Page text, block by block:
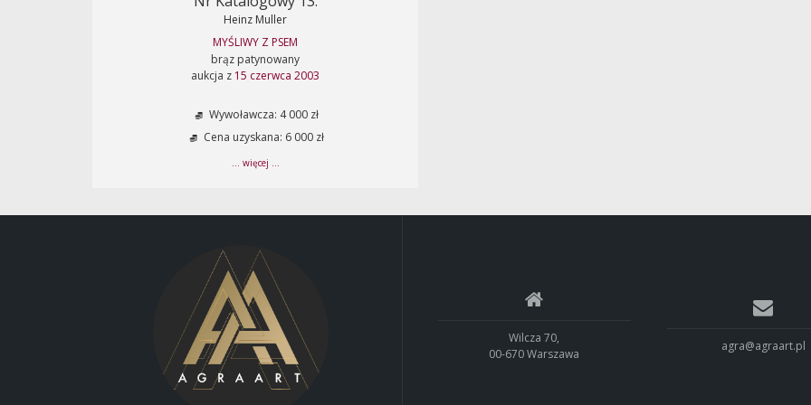
Heinz Muller
MYŚLIWY Z PSEM
brąz patynowany
aukcja z 15 czerwca 2003
Wywoławcza: 4 000 zł
Cena uzyskana: 6 000 zł
... więcej ...
Wilcza 70,
00-670 Warszawa
agra@agraart.pl